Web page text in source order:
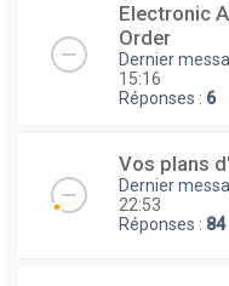
Electronic
Order
Dernier
15:16
Réponses : 6
Vos plans
Dernier
22:53
Réponses : 84